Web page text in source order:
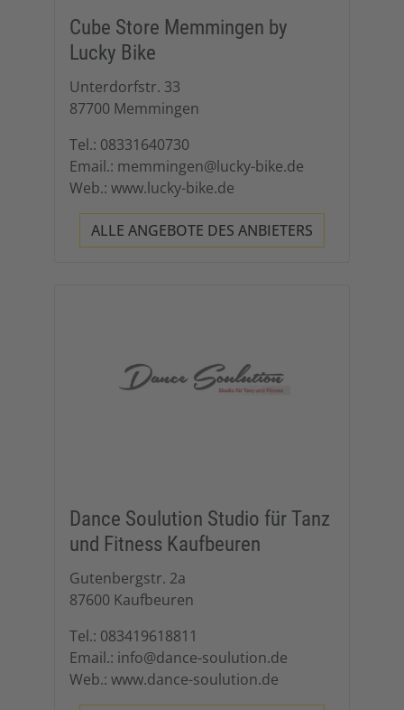
Cube Store Memmingen by
Lucky Bike
Unterdorfstr. 33
87700 Memmingen
Tel.: 08331640730
Email.: memmingen@lucky-bike.de
Web.: www.lucky-bike.de
ALLE ANGEBOTE DES ANBIETERS
Dance Soulution Studio für Tanz
und Fitness Kaufbeuren
Gutenbergstr. 2a
87600 Kaufbeuren
Tel.: 083419618811
Email.: info@dance-soulution.de
Web.: www.dance-soulution.de